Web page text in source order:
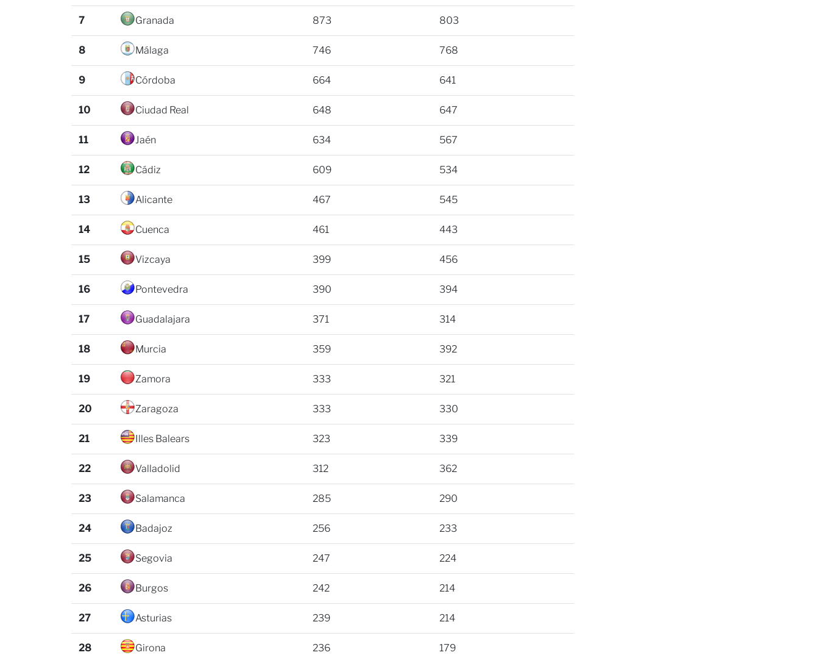
7 Granada 873 803
8 Málaga 746 768
9 Córdoba 664 641
10 Ciudad Real 648 647
11 Jaén 634 567
12 Cádiz 609 534
13 Alicante 467 545
14 Cuenca 461 443
15 Vizcaya 399 456
16 Pontevedra 390 394
17 Guadalajara 371 314
18 Murcia 359 392
19 Zamora 333 321
20 Zaragoza 333 330
21 Illes Balears 323 339
22 Valladolid 312 362
23 Salamanca 285 290
24 Badajoz 256 233
25 Segovia 247 224
26 Burgos 242 214
27 Asturias 239 214
28 Girona 236 179